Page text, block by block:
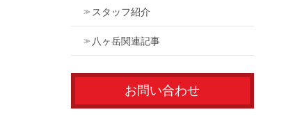
スタッフ紹介
八ヶ岳関連記事
お問い合わせ